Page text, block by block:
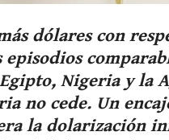
dólares con
episodios
Nigeria y la
no cede. Un
la dolarización